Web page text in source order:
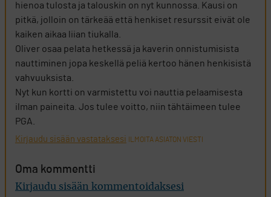
hienoa tulosta ja talouskin on nyt kunnossa. Kausi on
pitkä, jolloin on tärkeää että henkiset resurssit eivät ole
kaiken aikaa liian tiukalla.
Oliver osaa pelata hetkessä ja kaverin onnistumisista
nauttiminen jopa keskellä peliä kertoo hänen henkisistä
vahvuuksista.
Nyt kun kortti on varmistettu voi nauttia pelaamisesta
ilman paineita. Jos tulee voitto, niin tähtäimeen tulee
PGA.
Kirjaudu sisään vastataksesi ILMOITA ASIATON VIESTI
Oma kommentti
Kirjaudu sisään kommentoidaksesi